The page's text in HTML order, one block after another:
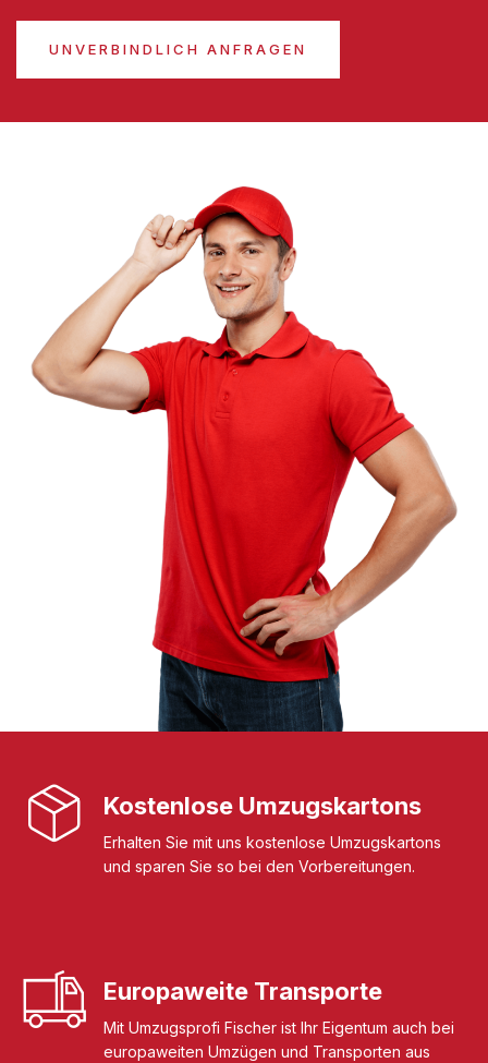
UNVERBINDLICH ANFRAGEN
Kostenlose Umzugskartons
Erhalten Sie mit uns kostenlose Umzugskartons
und sparen Sie so bei den Vorbereitungen.
Europaweite Transporte
Mit Umzugsprofi Fischer ist Ihr Eigentum auch bei
europaweiten Umzügen und Transporten aus